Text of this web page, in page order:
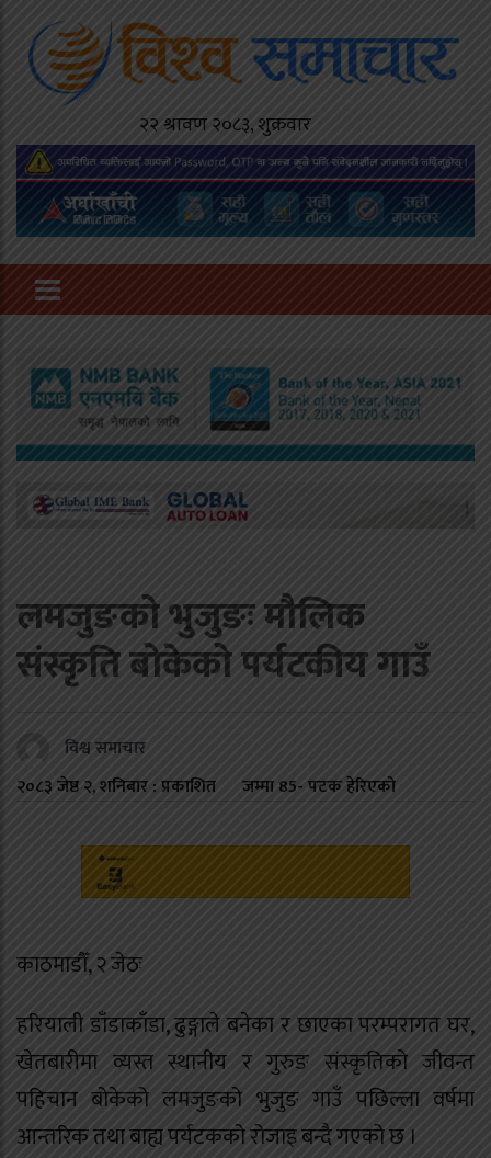
लमजुङको भुजुङः मौलिक
संस्कृति बोकेको पर्यटकीय गाउँ
विश्व समाचार
२०८३ जेष्ठ २, शनिबार : प्रकाशित
जम्मा85- पटक हेरिएको
काठमाडौँ, २ जेठः
हरियाली डाँडाकाँडा, ढुङ्गाले बनेका र छाएका परम्परागत घर,
खेतबारीमा व्यस्त स्थानीय र गुरुङ संस्कृतिको जीवन्त
पहिचान बोकेको लमजुङको भुजुङ गाउँ पछिल्ला वर्षमा
आन्तरिक तथा बाह्य पर्यटकको रोजाइ बन्दै गएको छ ।